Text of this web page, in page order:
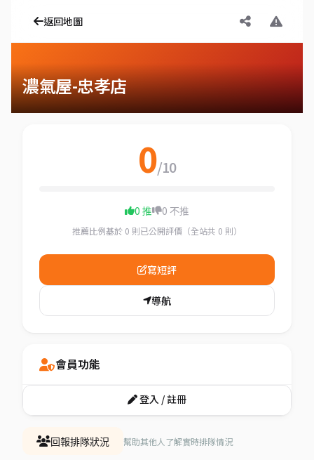
返回地圖
濃氣屋-忠孝店
回報排隊狀況 幫助其他人了解實時排隊情況
0/10
0 推 0 不推
推薦比例基於 0 則已公開評價（全站共 0 則）
寫短評
導航
會員功能
登入 / 註冊